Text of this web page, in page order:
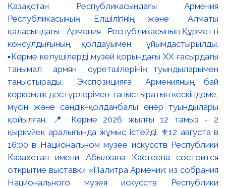
Қазақстан Республикасындағы Армения
Республикасының Елшілігінің және Алматы
қаласындағы Армения Республикасының Құрметті
консулдығының қолдауымен ұйымдастырылды.
▪️Көрме келушілерді музей қорындағы ХХ ғасырдағы
танымал армян суретшілерінің туындыларымен
таныстырады. Экспозицияға Арменияның бай
көркемдік дәстүрлерімен таныстыратын кескіндеме,
мүсін және сәндік-қолданбалы өнер туындылары
қойылған. 📍 Көрме 2026 жылғы 12 тамыз - 2
қыркүйек аралығында жұмыс істейді. ⚜️12 августа в
16:00 в Национальном музее искусств Республики
Казахстан имени Абылхана Кастеева состоится
открытие выставки «Палитра Армении: из собрания
Национального музея искусств Республики